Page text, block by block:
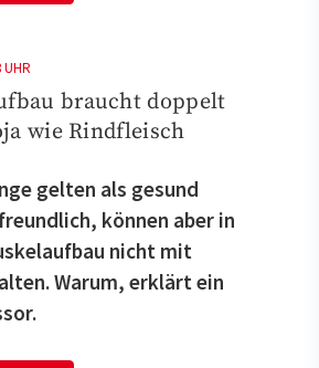
UHR
braucht doppelt
wie Rindfleisch
gelten als gesund
können aber in
nicht mit
Warum, erklärt ein